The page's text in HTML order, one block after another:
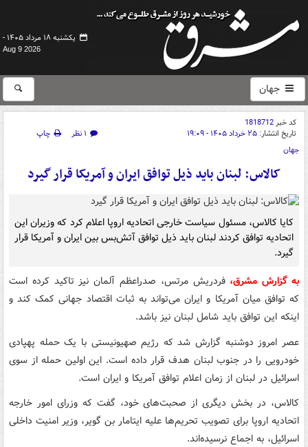
یکشنبه ۱۸ مرداد ۱۴۰۵ -
Aug 9 2026
جهان
کد خبر1818712
تاریخ انتشار: ۲۵ خرداد ۱۴۰۵ - ۱۹:۰۹ ۱ نظر
چاپ
جهان
کالاس: لبنان باید ذیل توافق ایران و آمریکا قرار گیرد
کایا کالاس، مسئول سیاست خارجی اتحادیه اروپا اعلام کرد که وزیران این
اتحادیه توافق کردند لبنان باید ذیل توافق آتش‌بس بین ایران و آمریکا قرار
گیرد.
به گزارش مشرق،فردریش مرتس، صدراعظم آلمان نیز تاکید کرده است
که توافق میان آمریکا و ایران می‌تواند به ثبات اقتصاد جهانی کمک کند و
اینکه این توافق باید شامل لبنان نیز باشد.
عصر امروز دوشنبه گزارش شد که رژیم صهیونیستی با یک حمله پهپادی
خودرویی را در جنوب لبنان هدف قرار داده است. این اولین حمله از سوی
اسرائیل در لبنان از زمان اعلام توافق آمریکا و ایران است.
کالاس، در بخش دیگری از صحبت‌های خود، گفت که وزرای امور خارجه
اتحادیه اروپا برای تصویب تحریم‌ها علیه ایتامار بن گویر، وزیر امنیت داخلی
اسرائیل، به اجماع نرسیده‌اند.